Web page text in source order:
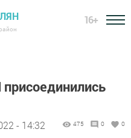
16+
- 14:32 475 0 0